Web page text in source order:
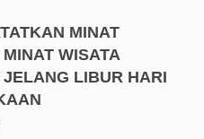
MINAT
WISATA
JELANG LIBUR HARI